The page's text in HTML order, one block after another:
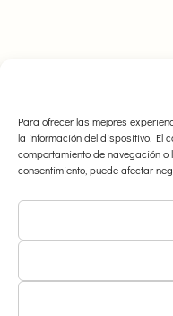
Para ofrecer las mejores
la información del dispositivo. El
comportamiento de navegación
consentimiento, puede afectar